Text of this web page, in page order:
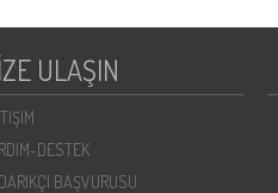
ULAŞIN
DESTEK
BAŞVURUSU